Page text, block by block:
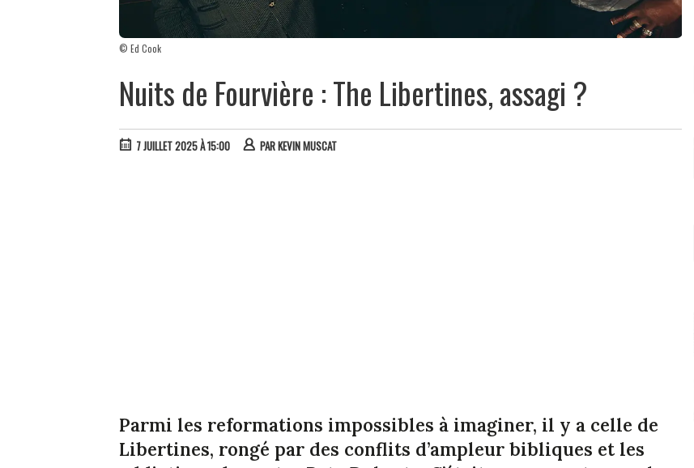
© Ed Cook
Nuits de Fourvière : The Libertines, assagi ?
7 JUILLET 2025 À 15:00 PARKEVIN MUSCAT
Parmi les reformations impossibles à imaginer, il y a celle de
Libertines, rongé par des conflits d’ampleur bibliques et les